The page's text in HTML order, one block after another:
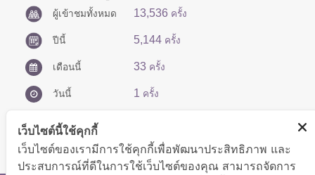
ผู้เข้าชมทั้งหมด 13,536 ครั้ง
ปีนี้ 5,144 ครั้ง
เดือนนี้ 33 ครั้ง
วันนี้ 1 ครั้ง
เว็บไซต์นี้ใช้คุกกี้
เว็บไซต์ของเรามีการใช้คุกกี้เพื่อพัฒนาประสิทธิภาพ และ
ประสบการณ์ที่ดีในการใช้เว็บไซต์ของคุณ สามารถจัดการ